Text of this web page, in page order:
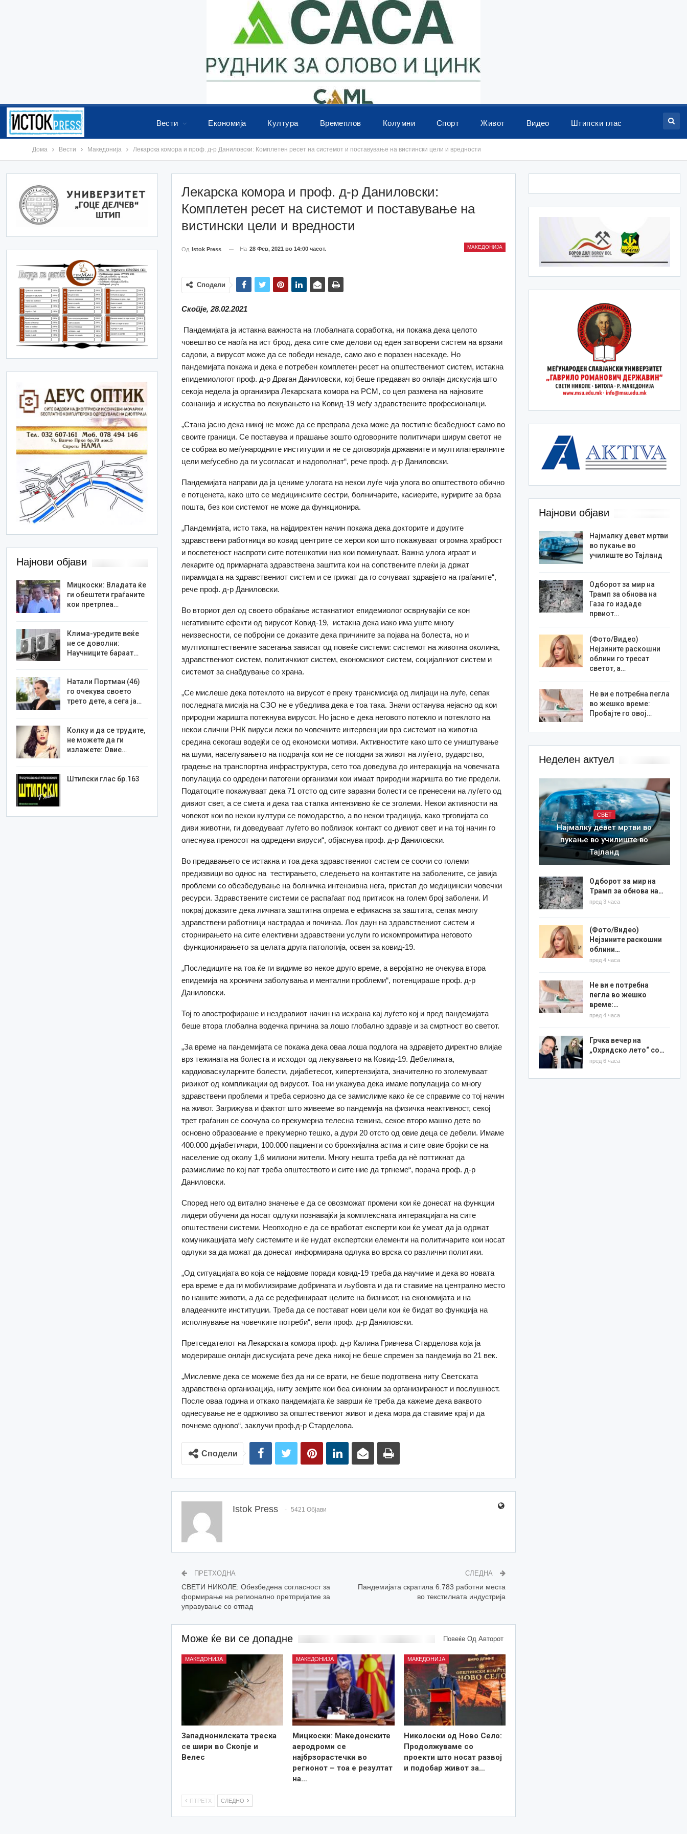
Вести Економија Култура Времеплов Колумни Спорт Живот Видео Штипски глас
Дома Вести Македонија Лекарска комора и проф. д-р Даниловски: Комплетен ресет на системот и поставување на вистински цели и вредности
Лекарска комора и проф. д-р Даниловски:
Комплетен ресет на системот и поставување на
вистински цели и вредности
МАКЕДОНИЈА
Од Istok Press На 28 Фев, 2021 во 14:00 часот.
Сподели
Скопје,28.02.2021
Пандемијата ја истакна важноста на глобалната соработка, ни покажа дека целото
човештво се наоѓа на ист брод, дека сите сме делови од еден затворени систем на врзани
садови, а вирусот може да се победи некаде, само ако е поразен насекаде. Но
пандемијата покажа и дека е потребен комплетен ресет на општествениот систем, истакна
епидемиологот проф. д-р Драган Даниловски, кој беше предавач во онлајн дискусија што
секоја недела ја организира Лекарската комора на РСМ, со цел размена на најновите
сознанија и искуства во лекувањето на Ковид-19 меѓу здравствените професионалци.
„Стана јасно дека никој не може да се преправа дека може да постигне безбедност само во
своите граници. Се поставува и прашање зошто одговорните политичари ширум светот не
се собраа во меѓународните институции и не се договорија државните и мултилатералните
цели меѓусебно да ги усогласат и надополнат“, рече проф. д-р Даниловски.
Пандемијата направи да ја цениме улогата на некои луѓе чија улога во општеството обично
е потценета, како што се медицинските сестри, болничарите, касиерите, куририте за брза
пошта, без кои системот не може да функционира.
„Пандемијата, исто така, на најдиректен начин покажа дека докторите и другите
здравствени работници во ковид центрите се херои кои што покажуваат огромна храброст
и посветеност наспроти сите потешкотии низ кои поминуваат. Важна улога играат и
лекарите од примарната здравствена заштита кои на сопствените плеќи ја држат
пирамидата на здравствениот систем и се грижат да го сочуваат здравјето на граѓаните“,
рече проф. д-р Даниловски.
Во вториот дел од своето обраќање истакнатиот епидемиолог осврнувајќи се кон
негативните ефекти од вирусот Ковид-19, истакна дека иако има уште многу
неизвесности, се побројни се доказите дека причините за појава на болеста, но и
мултиопштествените засегања зависат од повеќе системи: системот на животна околина,
здравствениот систем, политичкиот систем, економскиот систем, социјалниот систем и
системот за снабдување со храна.
„Се мислеше дека потеклото на вирусот е преку трансмисија од лилјаци на луѓе, сепак
последната мисија на СЗО не е убедлива дека е тоа така. Значи останува нејасно од кои
природни жаришта потекнува вирусот. Но јасно е дека неговото потекло и потеклото на
некои слични РНК вируси лежи во човечките интервенции врз системот на животна
средина секогаш водејќи се од економски мотиви. Активностите како што се уништување
на шуми, населувањето на подрачја кои не се погодни за живот на луѓето, рударство,
градење на транспортна инфраструктура, сето тоа доведува до интеракција на човечката
популација со одредени патогени организми кои имаат природни жаришта во тие предели.
Податоците покажуваат дека 71 отсто од сите заразни болести се пренесени на луѓето од
дивиот свет, а се смета и дека таа стапка интензивно ќе се зголеми. Некои активности на
човекот кои во некои култури се помодарство, а во некои традиција, како трговијата со
диви животни, ги доведуваат луѓето во поблизок контакт со дивиот свет и на тој начин го
олеснува преносот на одредени вируси“, објаснува проф. д-р Даниловски.
Во предавањето се истакна и тоа дека здравствениот систем се соочи со големи
предизвици во однос на тестирањето, следењето на контактите на заболените, се јавија
проблеми со обезбедување на болничка интензивна нега, пристап до медицински човечки
ресурси. Здравствените системи се распаѓаат под притисок на голем број заболени. И
покрај доказите дека личната зaштитна опрема е ефикасна за заштита, сепак многу
здравствени работници настрадаа и починаа. Лок даун на здравствениот систем и
сторнирањето на сите елективни здравствени услуги го искомпромитира неговото
функционирањето за целата друга патологија, освен за ковид-19.
„Последиците на тоа ќе ги видиме во некое друго време, а веројатно не очекува втора
епидемија на хронични заболувања и ментални проблеми“, потенцираше проф. д-р
Даниловски.
Тој го апострофираше и нездравиот начин на исхрана кај луѓето кој и пред пандемијата
беше втора глобална водечка причина за лошо глобално здравје и за смртност во светот.
„За време на пандемијата се покажа дека оваа лоша подлога на здравјето директно влијае
врз тежината на болеста и исходот од лекувањето на Ковид-19. Дебелината,
кардиоваскуларните болести, дијабетесот, хипертензијата, значително го зголемуваат
ризикот од компликации од вирусот. Тоа ни укажува дека имаме популација со многу
здравствени проблеми и треба сериозно да се замислиме како ќе се справиме со тој начин
на живот. Загрижува и фактот што живееме во пандемија на физичка неактивност, секој
трет граѓанин се соочува со прекумерна телесна тежина, секое второ машко дете во
основно образование е прекумерно тешко, а дури 20 отсто од овие деца се дебели. Имаме
400.000 дијабетичари, 100.000 пациенти со бронхијална астма и сите овие бројки се на
население од околу 1,6 милиони жители. Многу нешта треба да нè поттикнат да
размислиме по кој пат треба општеството и сите ние да тргнеме“, порача проф. д-р
Даниловски.
Според него од витално значење е да се овозможат промени кои ќе донесат на функции
лидери обучени да носат одлуки познавајќи ја комплексната интеракцијата на сите
општествени системи. Неопходно е да се вработат експерти кои ќе умеат да ја одржат
комуникацијата меѓу системите и ќе нудат експертски елементи на политичарите кои носат
одлуки за да можат да донесат информирана одлука во врска со различни политики.
„Од ситуацијата во која се најдовме поради ковид-19 треба да научиме и дека во новата
ера време е да ги мобилизираме добрината и љубовта и да ги ставиме на централно место
во нашите животи, а да се редефинираат целите на бизнисот, на економијата и на
владеачките институции. Треба да се постават нови цели кои ќе бидат во функција на
исполнување на човечките потреби“, вели проф. д-р Даниловски.
Претседателот на Лекарската комора проф. д-р Калина Гривчева Старделова која ја
модерираше онлајн дискусијата рече дека никој не беше спремен за пандемија во 21 век.
„Мислевме дека се можеме без да ни се врати, не беше подготвена ниту Светската
здравствена организација, ниту земјите кои беа синоним за организираност и послушност.
После оваа година и откако пандемијата ќе заврши ќе треба да кажеме дека ваквото
однесување не е одржливо за општествениот живот и дека мора да ставиме крај и да
почнеме одново“, заклучи проф.д-р Старделова.
Сподели
Istok Press 5421 Објави
ПРЕТХОДНА
СВЕТИ НИКОЛЕ: Обезбедена согласност за
формирање на регионално претпријатие за
управување со отпад
СЛЕДНА
Пандемијата скратила 6.783 работни места
во текстилната индустрија
Може ќе ви се допадне Повеќе Од Авторот
МАКЕДОНИЈА
Западнонилската треска
се шири во Скопје и
Велес
МАКЕДОНИЈА
Мицкоски: Македонските
аеродроми се
најбрзорастечки во
регионот – тоа е резултат
на…
МАКЕДОНИЈА
Николоски од Ново Село:
Продолжуваме со
проекти што носат развој
и подобар живот за…
ПТРЕТХ СЛЕДНО
Најнови објави
Најмалку девет мртви
во пукање во
училиште во Тајланд
Одборот за мир на
Трамп за обнова на
Газа го издаде
првиот…
(Фото/Видео)
Нејзините раскошни
облини го тресат
светот, а…
Не ви е потребна пегла
во жешко време:
Пробајте го овој…
Неделен актуел
СВЕТ
Најмалку девет мртви во
пукање во училиште во
Тајланд
Одборот за мир на
Трамп за обнова на…
пред 3 часа
(Фото/Видео)
Нејзините раскошни
облини…
пред 4 часа
Не ви е потребна
пегла во жешко
време:…
пред 4 часа
Грчка вечер на
„Охридско лето“ со…
пред 6 часа
Најнови објави
Мицкоски: Владата ќе
ги обештети граѓаните
кои претрпеа…
Клима-уредите веќе
не се доволни:
Научниците бараат…
Натали Портман (46)
го очекува своето
трето дете, а сега ја…
Колку и да се трудите,
не можете да ги
излажете: Овие…
Штипски глас бр.163